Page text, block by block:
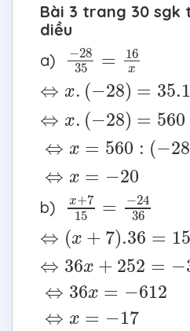
Bài 3 trang 30 sgk
diều
a)
−28
35
= 16
x
2835 16x
⇔ x. (−28) =
⇔ 28 =35.16
⇔ x. (−28) = 560
⇔ 28 =560
⇔ x = 560 : (−28
⇔ (−28
⇔ x = −20
⇔ =−
b)
x+7
15
= −24
36
x+ 715 36
⇔ (x + 7).36 =
⇔ x+ .36=15.(−
⇔ 36x + 252 = −
⇔ 36x+252 =−360
⇔ 36x = −612
⇔ 36x=−
⇔ x = −17
⇔ =−